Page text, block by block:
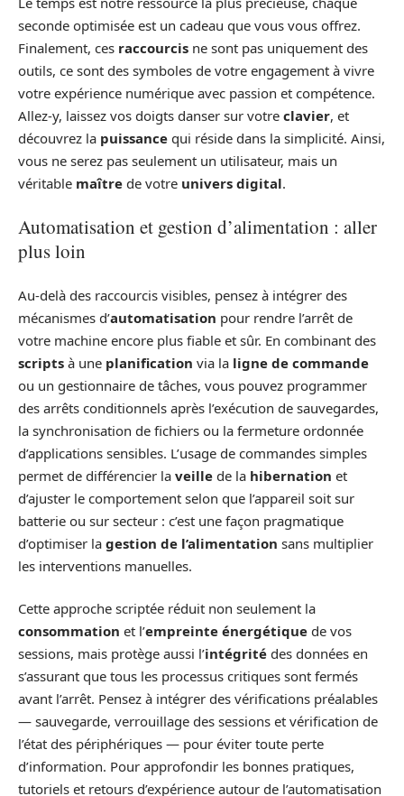
seconde optimisée est un cadeau que vous vous offrez.
Finalement, ces raccourcis ne sont pas uniquement des
outils, ce sont des symboles de votre engagement à vivre
votre expérience numérique avec passion et compétence.
Allez-y, laissez vos doigts danser sur votre clavier, et
découvrez la puissance qui réside dans la simplicité. Ainsi,
vous ne serez pas seulement un utilisateur, mais un
véritable maître de votre univers digital.
Automatisation et gestion d’alimentation : aller
plus loin
Au-delà des raccourcis visibles, pensez à intégrer des
mécanismes d’automatisation pour rendre l’arrêt de
votre machine encore plus fiable et sûr. En combinant des
scripts à une planification via la ligne de commande
ou un gestionnaire de tâches, vous pouvez programmer
des arrêts conditionnels après l’exécution de sauvegardes,
la synchronisation de fichiers ou la fermeture ordonnée
d’applications sensibles. L’usage de commandes simples
permet de différencier la veille de la hibernation et
d’ajuster le comportement selon que l’appareil soit sur
batterie ou sur secteur : c’est une façon pragmatique
d’optimiser la gestion de l’alimentation sans multiplier
les interventions manuelles.
Cette approche scriptée réduit non seulement la
consommation et l’empreinte énergétique de vos
sessions, mais protège aussi l’intégrité des données en
s’assurant que tous les processus critiques sont fermés
avant l’arrêt. Pensez à intégrer des vérifications préalables
— sauvegarde, verrouillage des sessions et vérification de
l’état des périphériques — pour éviter toute perte
d’information. Pour approfondir les bonnes pratiques,
tutoriels et retours d’expérience autour de l’automatisation